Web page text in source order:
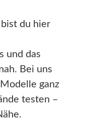
du hier
und das
Bei uns
ganz
testen –